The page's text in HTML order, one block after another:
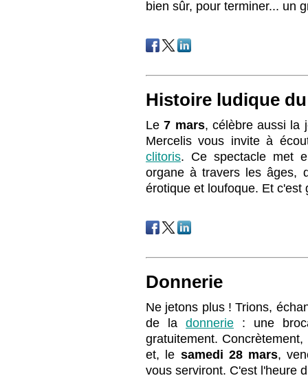
bien sûr, pour terminer... un
Histoire ludique
Le7 mars, célèbre aussi la
Mercelis vous invite à
clitoris. Ce spectacle met
organe à travers les âges,
érotique et loufoque. Et c'est
Donnerie
Ne jetons plus ! Trions,
de la donnerie : une
gratuitement.
et, le samedi 28 mars,
vous serviront. C'est l'heure